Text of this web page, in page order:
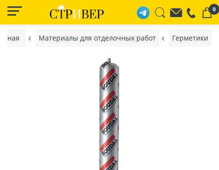
0
Материалы для отделочных работ Герметики